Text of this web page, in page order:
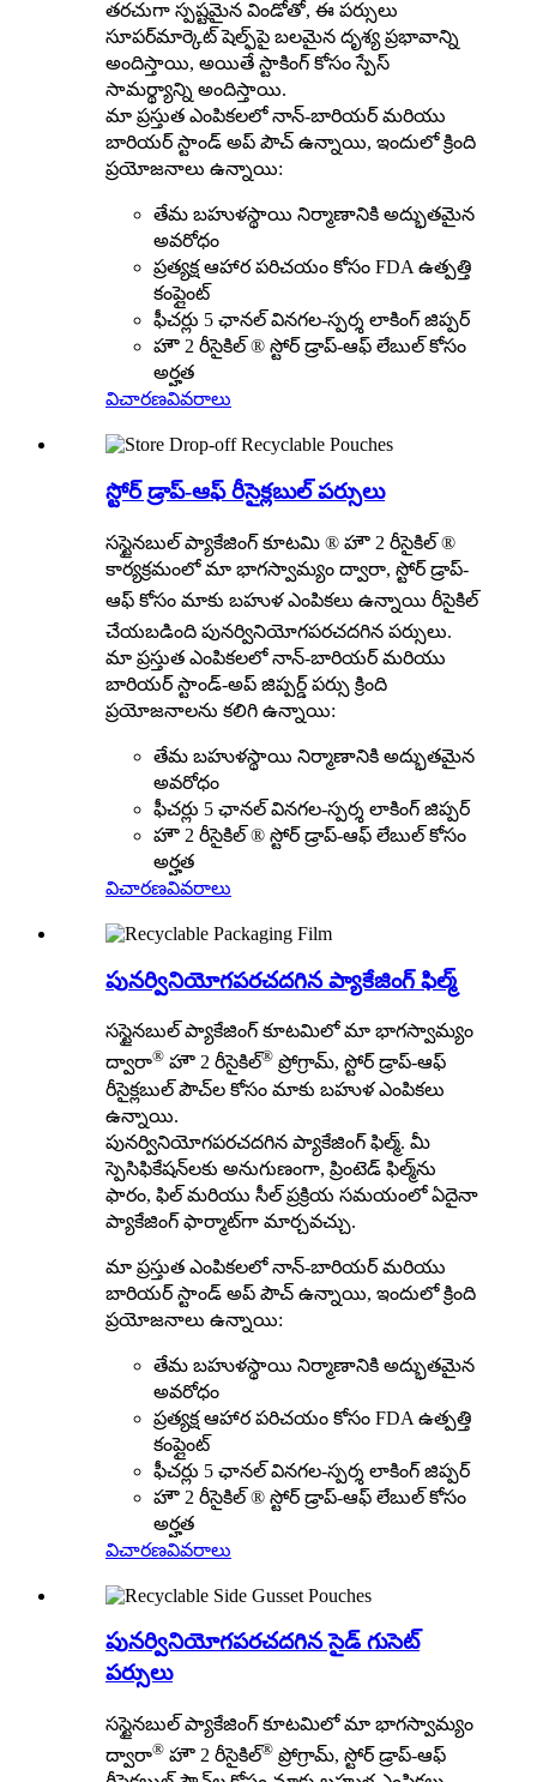
తరచుగా స్పష్టమైన విండోతో, ఈ పర్సులు
సూపర్‌మార్కెట్ షెల్ఫ్‌పై బలమైన దృశ్య ప్రభావాన్ని
అందిస్తాయి, అయితే స్టాకింగ్ కోసం స్పేస్
సామర్థ్యాన్ని అందిస్తాయి.
మా ప్రస్తుత ఎంపికలలో నాన్-బారియర్ మరియు
బారియర్ స్టాండ్ అప్ పౌచ్ ఉన్నాయి, ఇందులో క్రింది
ప్రయోజనాలు ఉన్నాయి:
తేమ బహుళస్థాయి నిర్మాణానికి అద్భుతమైన
అవరోధం
ప్రత్యక్ష ఆహార పరిచయం కోసం FDA ఉత్పత్తి
కంప్లైంట్
ఫీచర్లు 5 ఛానల్ వినగల-స్పర్శ లాకింగ్ జిప్పర్
హౌ 2 రీసైకిల్ ® స్టోర్ డ్రాప్-ఆఫ్ లేబుల్ కోసం
అర్హత
విచారణవివరాలు
స్టోర్ డ్రాప్-ఆఫ్ రీసైక్లబుల్ పర్సులు
సస్టైనబుల్ ప్యాకేజింగ్ కూటమి ® హౌ 2 రీసైకిల్ ®
కార్యక్రమంలో మా భాగస్వామ్యం ద్వారా, స్టోర్ డ్రాప్-
ఆఫ్ కోసం మాకు బహుళ ఎంపికలు ఉన్నాయి రీసైకిల్
చేయబడింది పునర్వినియోగపరచదగిన పర్సులు.
మా ప్రస్తుత ఎంపికలలో నాన్-బారియర్ మరియు
బారియర్ స్టాండ్-అప్ జిప్పర్డ్ పర్సు క్రింది
ప్రయోజనాలను కలిగి ఉన్నాయి:
తేమ బహుళస్థాయి నిర్మాణానికి అద్భుతమైన
అవరోధం
ఫీచర్లు 5 ఛానల్ వినగల-స్పర్శ లాకింగ్ జిప్పర్
హౌ 2 రీసైకిల్ ® స్టోర్ డ్రాప్-ఆఫ్ లేబుల్ కోసం
అర్హత
విచారణవివరాలు
పునర్వినియోగపరచదగిన ప్యాకేజింగ్ ఫిల్మ్
సస్టైనబుల్ ప్యాకేజింగ్ కూటమిలో మా భాగస్వామ్యం
ద్వారా® హౌ 2 రీసైకిల్® ప్రోగ్రామ్, స్టోర్ డ్రాప్-ఆఫ్
రీసైక్లబుల్ పౌచ్‌ల కోసం మాకు బహుళ ఎంపికలు
ఉన్నాయి.
పునర్వినియోగపరచదగిన ప్యాకేజింగ్ ఫిల్మ్. మీ
స్పెసిఫికేషన్‌లకు అనుగుణంగా, ప్రింటెడ్ ఫిల్మ్‌ను
ఫారం, ఫిల్ మరియు సీల్ ప్రక్రియ సమయంలో ఏదైనా
ప్యాకేజింగ్ ఫార్మాట్‌గా మార్చవచ్చు.
మా ప్రస్తుత ఎంపికలలో నాన్-బారియర్ మరియు
బారియర్ స్టాండ్ అప్ పౌచ్ ఉన్నాయి, ఇందులో క్రింది
ప్రయోజనాలు ఉన్నాయి:
తేమ బహుళస్థాయి నిర్మాణానికి అద్భుతమైన
అవరోధం
ప్రత్యక్ష ఆహార పరిచయం కోసం FDA ఉత్పత్తి
కంప్లైంట్
ఫీచర్లు 5 ఛానల్ వినగల-స్పర్శ లాకింగ్ జిప్పర్
హౌ 2 రీసైకిల్ ® స్టోర్ డ్రాప్-ఆఫ్ లేబుల్ కోసం
అర్హత
విచారణవివరాలు
పునర్వినియోగపరచదగిన సైడ్ గుసెట్
పర్సులు
సస్టైనబుల్ ప్యాకేజింగ్ కూటమిలో మా భాగస్వామ్యం
ద్వారా® హౌ 2 రీసైకిల్® ప్రోగ్రామ్, స్టోర్ డ్రాప్-ఆఫ్